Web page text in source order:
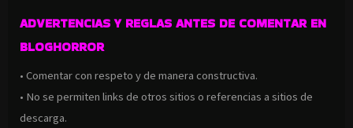
ADVERTENCIAS Y REGLAS ANTES DE COMENTAR EN
BLOGHORROR
• Comentar con respeto y de manera constructiva.
• No se permiten links de otros sitios o referencias a sitios de
descarga.